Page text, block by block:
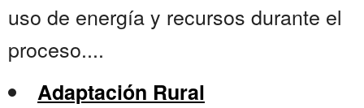
uso de energía y recursos durante el
proceso....
Adaptación Rural